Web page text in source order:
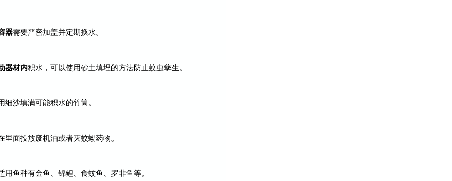
器需要严密加盖并定期换水。
器材内积水，可以使用砂土填埋的方法防止蚊虫孳生。
细沙填满可能积水的竹筒。
面投放废机油或者灭蚊蚴药物。
用鱼种有金鱼、锦鲤、食蚊鱼、罗非鱼等。